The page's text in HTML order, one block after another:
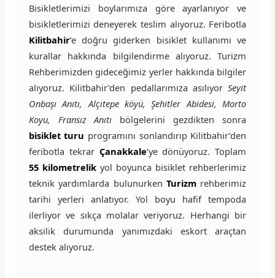
Bisikletlerimizi boylarımıza göre ayarlanıyor ve
bisikletlerimizi deneyerek teslim alıyoruz. Feribotla
Kilitbahir’e doğru giderken bisiklet kullanımı ve
kurallar hakkında bilgilendirme alıyoruz. Turizm
Rehberimizden gideceğimiz yerler hakkında bilgiler
alıyoruz. Kilitbahir’den pedallarımıza asılıyorSeyit
Onbaşı Anıtı, Alçıtepe köyü, Şehitler Abidesi, Morto
Koyu, Fransız Anıtıbölgelerini gezdikten sonra
bisiklet turu programını sonlandırıp Kilitbahir’den
feribotla tekrar Çanakkale‘ye dönüyoruz. Toplam
55 kilometrelikyol boyunca bisiklet rehberlerimiz
teknik yardımlarda bulunurken Turizmrehberimiz
tarihi yerleri anlatıyor. Yol boyu hafif tempoda
ilerliyor ve sıkça molalar veriyoruz. Herhangi bir
aksilik durumunda yanımızdaki eskort araçtan
destek alıyoruz.